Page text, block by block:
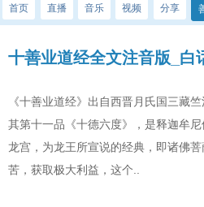
首页 直播 音乐 视频 分享
十善业道经全文注音版_白
《十善业道经》出自西晋月氏国三藏
其第十一品《十德六度》，是释迦牟尼
龙宫，为龙王所宣说的经典，即诸佛
苦，获取极大利益，这个..